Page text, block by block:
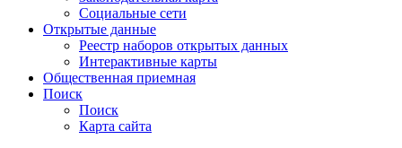
Социальные сети
Открытые данные
Реестр наборов открытых данных
Интерактивные карты
Общественная приемная
Поиск
Поиск
Карта сайта